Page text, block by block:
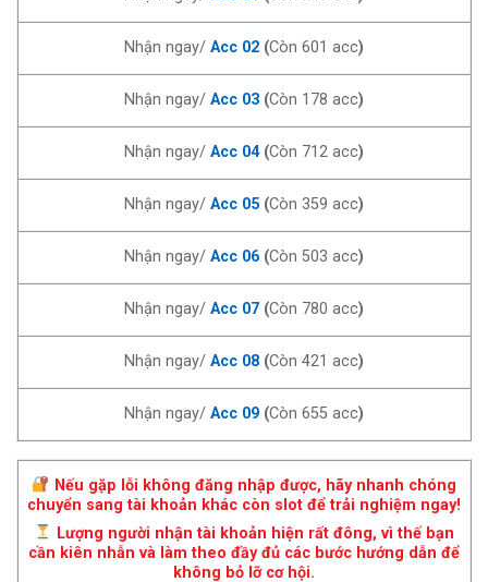
Nhận ngay/ Acc 02 (Còn 601 acc)
Nhận ngay/ Acc 03 (Còn 178 acc)
Nhận ngay/ Acc 04(Còn 712 acc)
Nhận ngay/ Acc 05 (Còn 359 acc)
Nhận ngay/ Acc 06 (Còn 503 acc)
Nhận ngay/ Acc 07 (Còn 780 acc)
Nhận ngay/ Acc 08 (Còn 421 acc)
Nhận ngay/ Acc 09 (Còn 655 acc)
Nếu gặp lỗi không đăng nhập được, hãy nhanh chóng
chuyển sang tài khoản khác còn slot để trải nghiệm ngay!
Lượng người nhận tài khoản hiện rất đông, vì thế bạn
cần kiên nhẫn và làm theo đầy đủ các bước hướng dẫn để
không bỏ lỡ cơ hội.